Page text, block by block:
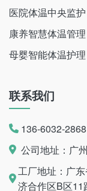
医院体温中央监护
康养智慧体温管理
母婴智能体温护理
联系我们
136-6032-2868
公司地址：广
工厂地址：广
济合作区B区11